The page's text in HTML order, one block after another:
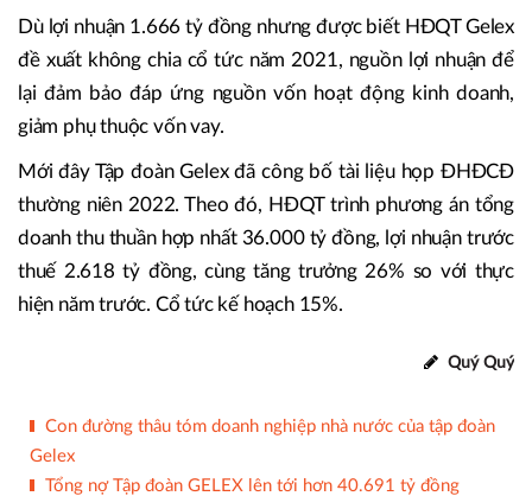
Dù lợi nhuận 1.666 tỷ đồng nhưng được biết HĐQT Gelex
đề xuất không chia cổ tức năm 2021, nguồn lợi nhuận để
lại đảm bảo đáp ứng nguồn vốn hoạt động kinh doanh,
giảm phụ thuộc vốn vay.
Mới đây Tập đoàn Gelex đã công bố tài liệu họp ĐHĐCĐ
thường niên 2022. Theo đó, HĐQT trình phương án tổng
doanh thu thuần hợp nhất 36.000 tỷ đồng, lợi nhuận trước
thuế 2.618 tỷ đồng, cùng tăng trưởng 26% so với thực
hiện năm trước. Cổ tức kế hoạch 15%.
Quý Quý
Con đường thâu tóm doanh nghiệp nhà nước của tập đoàn
Gelex
Tổng nợ Tập đoàn GELEX lên tới hơn 40.691 tỷ đồng